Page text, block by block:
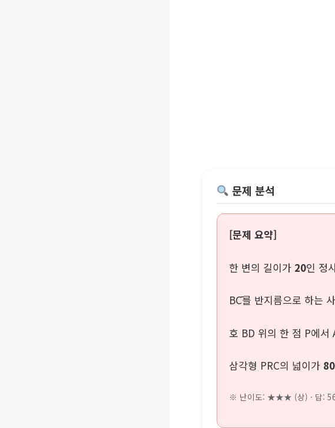
문제 분석
[문제 요약]
한 변의 길이가 20인 정
BC̄를 반지름으로 하는
호 BD 위의 한 점 P에서
삼각형 PRC의 넓이가 80
※ 난이도: ★★★ (상) · 답: